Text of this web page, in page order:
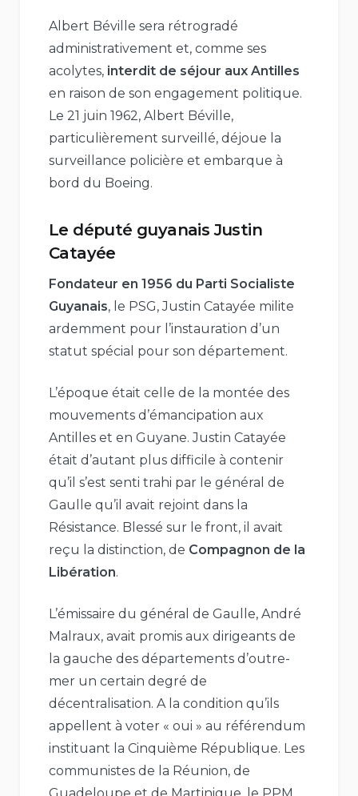
Albert Béville sera rétrogradé
administrativement et, comme ses
acolytes, interdit de séjour aux Antilles
en raison de son engagement politique.
Le 21 juin 1962, Albert Béville,
particulièrement surveillé, déjoue la
surveillance policière et embarque à
bord du Boeing.
Le député guyanaisJustin
Catayée
Fondateur en 1956 du Parti Socialiste
Guyanais, le PSG, Justin Catayée milite
ardemment pour l’instauration d’un
statut spécial pour son département.
L’époque était celle de la montée des
mouvements d’émancipation aux
Antilles et en Guyane. Justin Catayée
était d’autant plus difficile à contenir
qu’il s’est senti trahi par le général de
Gaulle qu’il avait rejoint dans la
Résistance. Blessé sur le front, il avait
reçu la distinction, de Compagnon de la
Libération.
L’émissaire du général de Gaulle, André
Malraux, avait promis aux dirigeants de
la gauche des départements d’outre-
mer un certain degré de
décentralisation. A la condition qu’ils
appellent à voter « oui » au référendum
instituant la Cinquième République. Les
communistes de la Réunion, de